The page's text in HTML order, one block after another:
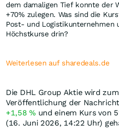
dem damaligen Tief konnte der
+70% zulegen. Was sind die
Post- und Logistikunternehmen
Höchstkurse drin?
Weiterlesen auf sharedeals.de
Die DHL Group Aktie wird
Veröffentlichung der
+1,58% und einem Kurs von
(16. Juni 2026, 14:22 Uhr)